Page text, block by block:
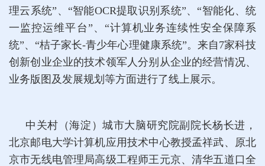
理云系统”、“智能OCR提取识别系统”、“智能化、统
一监控运维平台”、“计算机业务连续性安全保障系
统”、“桔子家长-青少年心理健康系统”。来自7家科技
创新创业企业的技术领军人分别从企业的经营情况、
业务版图及发展规划等方面进行了线上展示。
中关村（海淀）城市大脑研究院副院长杨长进，
北京邮电大学计算机应用技术中心教授孟祥武、原北
京市无线电管理局高级工程师王元京、清华五道口全